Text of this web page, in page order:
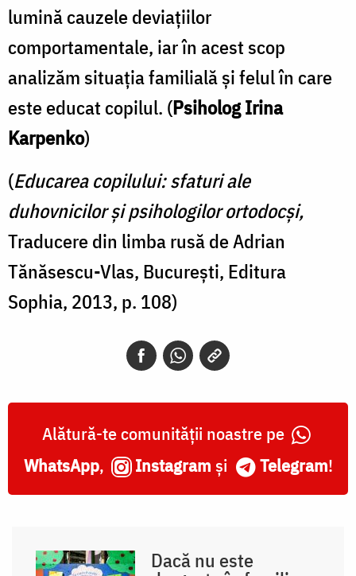
lumină cauzele deviaţiilor
comportamentale, iar în acest scop
analizăm situaţia familială şi felul în care
este educat copilul. (Psiholog Irina
Karpenko)
(Educarea copilului: sfaturi ale
duhovnicilor și psihologilor ortodocși,
Traducere din limba rusă de Adrian
Tănăsescu-Vlas, București, Editura
Sophia, 2013, p. 108)
Alătură-te comunității noastre pe
WhatsApp, Instagram și Telegram!
Dacă nu este